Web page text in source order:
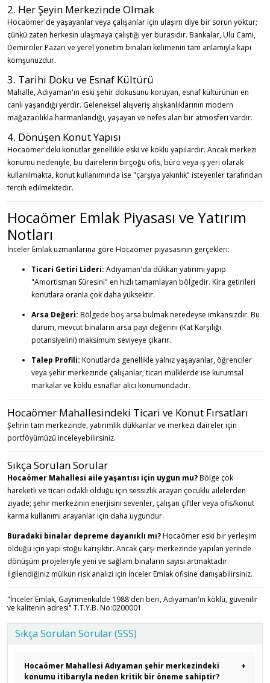
2. Her Şeyin Merkezinde Olmak
Hocaömer'de yaşayanlar veya çalışanlar için ulaşım diye bir sorun yoktur;
çünkü zaten herkesin ulaşmaya çalıştığı yer burasıdır. Bankalar, Ulu Cami,
Demirciler Pazarı ve yerel yönetim binaları kelimenin tam anlamıyla kapı
komşunuzdur.
3. Tarihi Doku ve Esnaf Kültürü
Mahalle, Adıyaman'ın eski şehir dokusunu koruyan, esnaf kültürünün en
canlı yaşandığı yerdir. Geleneksel alışveriş alışkanlıklarının modern
mağazacılıkla harmanlandığı, yaşayan ve nefes alan bir atmosferi vardır.
4. Dönüşen Konut Yapısı
Hocaömer'deki konutlar genellikle eski ve köklü yapılardır. Ancak merkezi
konumu nedeniyle, bu dairelerin birçoğu ofis, büro veya iş yeri olarak
kullanılmakta, konut kullanımında ise "çarşıya yakınlık" isteyenler tarafından
tercih edilmektedir.
Hocaömer Emlak Piyasası ve Yatırım
Notları
İnceler Emlak uzmanlarına göre Hocaömer piyasasının gerçekleri:
Ticari Getiri Lideri: Adıyaman'da dükkan yatırımı yapıp
"Amortisman Süresini" en hızlı tamamlayan bölgedir. Kira getirileri
konutlara oranla çok daha yüksektir.
Arsa Değeri: Bölgede boş arsa bulmak neredeyse imkansızdır. Bu
durum, mevcut binaların arsa payı değerini (Kat Karşılığı
potansiyelini) maksimum seviyeye çıkarır.
Talep Profili: Konutlarda genellikle yalnız yaşayanlar, öğrenciler
veya şehir merkezinde çalışanlar; ticari mülklerde ise kurumsal
markalar ve köklü esnaflar alıcı konumundadır.
Hocaömer Mahallesindeki Ticari ve Konut Fırsatları
Şehrin tam merkezinde, yatırımlık dükkanlar ve merkezi daireler için
portföyümüzü inceleyebilirsiniz.
Sıkça Sorulan Sorular
Hocaömer Mahallesi aile yaşantısı için uygun mu?Bölge çok
hareketli ve ticari odaklı olduğu için sessizlik arayan çocuklu ailelerden
ziyade; şehir merkezinin enerjisini sevenler, çalışan çiftler veya ofis/konut
karma kullanımı arayanlar için daha uygundur.
Buradaki binalar depreme dayanıklı mı?Hocaömer eski bir yerleşim
olduğu için yapı stoğu karışıktır. Ancak çarşı merkezinde yapılan yerinde
dönüşüm projeleriyle yeni ve sağlam binaların sayısı artmaktadır.
İlgilendiğiniz mülkün risk analizi için İnceler Emlak ofisine danışabilirsiniz.
"İnceler Emlak, Gayrimenkulde 1988'den beri, Adıyaman'ın köklü, güvenilir
ve kalitenin adresi" T.T.Y.B. No:0200001
Sıkça Sorulan Sorular (SSS)
Hocaömer Mahallesi Adıyaman şehir merkezindeki
konumu itibarıyla neden kritik bir öneme sahiptir?
+